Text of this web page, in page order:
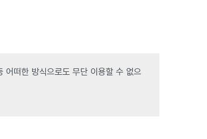
어떠한 방식으로도 무단 이용할 수 없으